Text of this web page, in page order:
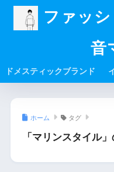
ファッ
音
ドメスティックブランド
ホーム タグ
「マリンスタイル